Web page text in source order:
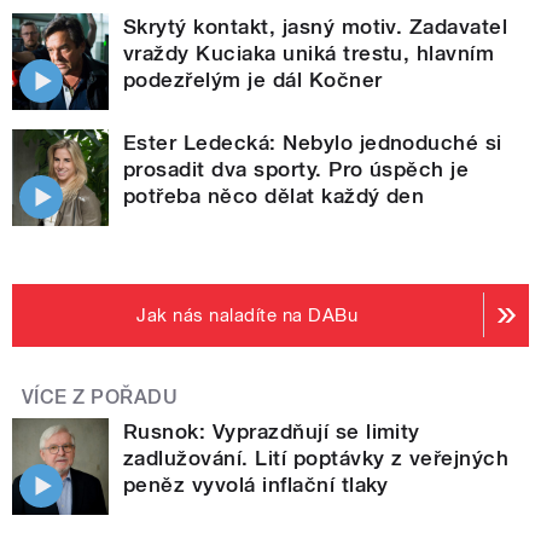
Skrytý kontakt, jasný motiv. Zadavatel
vraždy Kuciaka uniká trestu, hlavním
podezřelým je dál Kočner
Ester Ledecká: Nebylo jednoduché si
prosadit dva sporty. Pro úspěch je
potřeba něco dělat každý den
Jak nás naladíte na DABu
VÍCE Z POŘADU
Rusnok: Vyprazdňují se limity
zadlužování. Lití poptávky z veřejných
peněz vyvolá inflační tlaky